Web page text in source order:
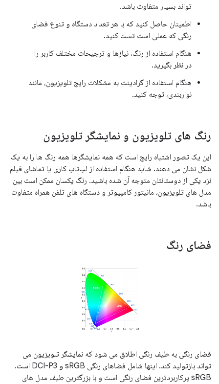
تواند بسیار متفاوت باشد.
اطمینان حاصل کنید که با هر تعداد دستگاه و تنوع فضای
رنگی که عملی است تست کنید.
هنگام استفاده از رنگ، نیازها و ترجیحات مختلف کاربر را
در نظر بگیرید.
هنگام استفاده از گرادینت به مشکلات رایج تلویزیون، مانند
نواربندی، توجه کنید.
رنگ های تلویزیون و نمایشگر تلویزیون
این یک تصور اشتباه رایج است که همه نمایشگرها همه رنگ ها را به یک
شکل نشان می دهند. شاید هنگام استفاده از لپ‌تاپ کاری یا تماشای فیلم
نزد یکی از دوستانتان متوجه آن شده باشید. رنگ یکسان ممکن است بین
مدل های تلویزیون، مانیتور کامپیوتر و دستگاه های تلفن همراه متفاوت
باشد.
فضای رنگ
فضای رنگی به طیف رنگی اطلاق می شود که نمایشگر تلویزیون می
تواند بازتولید کند. اینها شامل فضاهای رنگی sRGB و DCI-P3 است.
sRGB پرکاربردترین فضای رنگی است و با بزرگترین طیف مدل های